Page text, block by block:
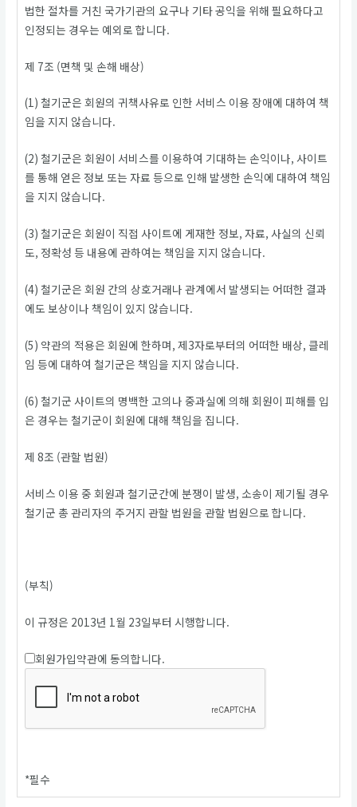
법한 절차를 거친 국가기관의 요구나 기타 공익을 위해 필요하다고
인정되는 경우는 예외로 합니다.
제 7조 (면책 및 손해 배상)
(1) 철기군은 회원의 귀책사유로 인한 서비스 이용 장애에 대하여 책
임을 지지 않습니다.
(2) 철기군은 회원이 서비스를 이용하여 기대하는 손익이나, 사이트
를 통해 얻은 정보 또는 자료 등으로 인해 발생한 손익에 대하여 책임
을 지지 않습니다.
(3) 철기군은 회원이 직접 사이트에 게재한 정보, 자료, 사실의 신뢰
도, 정확성 등 내용에 관하여는 책임을 지지 않습니다.
(4) 철기군은 회원 간의 상호거래나 관계에서 발생되는 어떠한 결과
에도 보상이나 책임이 있지 않습니다.
(5) 약관의 적용은 회원에 한하며, 제3자로부터의 어떠한 배상, 클레
임 등에 대하여 철기군은 책임을 지지 않습니다.
(6) 철기군 사이트의 명백한 고의나 중과실에 의해 회원이 피해를 입
은 경우는 철기군이 회원에 대해 책임을 집니다.
제 8조 (관할 법원)
서비스 이용 중 회원과 철기군간에 분쟁이 발생, 소송이 제기될 경우
철기군 총 관리자의 주거지 관할 법원을 관할 법원으로 합니다.
(부칙)
이 규정은 2013년 1월 23일부터 시행합니다.
회원가입약관에 동의합니다.
*필수